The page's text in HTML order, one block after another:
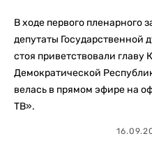
В ходе первого пленарного
депутаты
стоя приветствовали
Демократической
велась в прямом эфире на
ТВ».